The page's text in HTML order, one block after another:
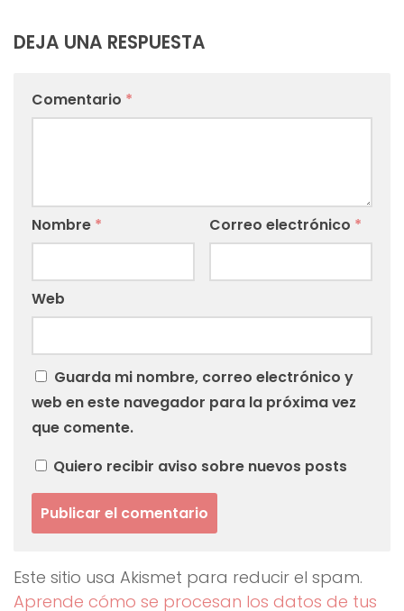
DEJA UNA RESPUESTA
Comentario *
Nombre * Correo electrónico *
Web
Guarda mi nombre, correo electrónico y
web en este navegador para la próxima vez
que comente.
Quiero recibir aviso sobre nuevos posts
Este sitio usa Akismet para reducir el spam.
Aprende cómo se procesan los datos de tus